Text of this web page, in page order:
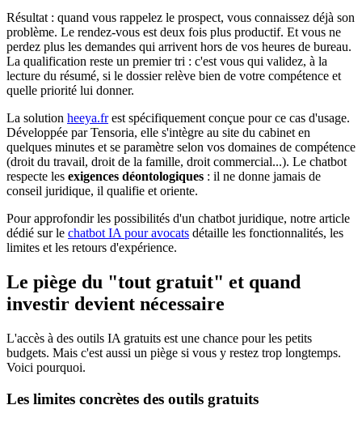
Résultat : quand vous rappelez le prospect, vous connaissez déjà son
problème. Le rendez-vous est deux fois plus productif. Et vous ne
perdez plus les demandes qui arrivent hors de vos heures de bureau.
La qualification reste un premier tri : c'est vous qui validez, à la
lecture du résumé, si le dossier relève bien de votre compétence et
quelle priorité lui donner.
La solution heeya.frest spécifiquement conçue pour ce cas d'usage.
Développée par Tensoria, elle s'intègre au site du cabinet en
quelques minutes et se paramètre selon vos domaines de compétence
(droit du travail, droit de la famille, droit commercial...). Le chatbot
respecte les exigences déontologiques : il ne donne jamais de
conseil juridique, il qualifie et oriente.
Pour approfondir les possibilités d'un chatbot juridique, notre article
dédié sur le chatbot IA pour avocats détaille les fonctionnalités, les
limites et les retours d'expérience.
Le piège du "tout gratuit" et quand
investir devient nécessaire
L'accès à des outils IA gratuits est une chance pour les petits
budgets. Mais c'est aussi un piège si vous y restez trop longtemps.
Voici pourquoi.
Les limites concrètes des outils gratuits